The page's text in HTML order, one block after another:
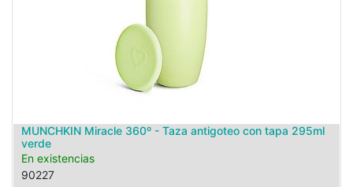
MUNCHKIN Miracle 360º - Taza antigoteo con tapa 295ml
verde
En existencias
90227